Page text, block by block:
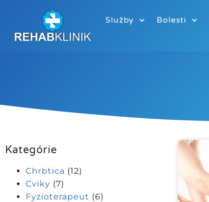
Služby Bolesti
Kategórie
Chrbtica (12)
Cviky (7)
Fyzioterapeut (6)